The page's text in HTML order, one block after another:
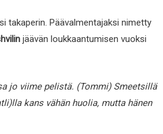
takaperin. Päävalmentajaksi nimetty
jäävän loukkaantumisen vuoksi
jo viime pelistä. (Tommi) Smeetsillä
kans vähän huolia, mutta hänen